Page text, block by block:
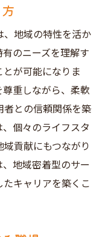
、地域の特性を活か
のニーズを理解す
が可能になりま
重しながら、柔軟
者との信頼関係を築
個々のライフスタ
貢献にもつながり
地域密着型のサー
キャリアを築くこ